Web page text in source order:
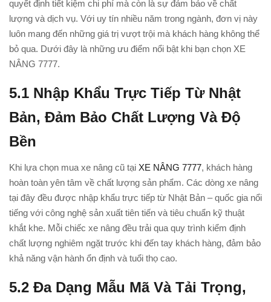
quyết định tiết kiệm chi phí mà còn là sự đảm bảo về chất
lượng và dịch vụ. Với uy tín nhiều năm trong ngành, đơn vị này
luôn mang đến những giá trị vượt trội mà khách hàng không thể
bỏ qua. Dưới đây là những ưu điểm nổi bật khi bạn chọn XE
NÂNG 7777.
5.1 Nhập Khẩu Trực Tiếp Từ Nhật
Bản, Đảm Bảo Chất Lượng Và Độ
Bền
Khi lựa chọn mua xe nâng cũ tại XE NÂNG 7777, khách hàng
hoàn toàn yên tâm về chất lượng sản phẩm. Các dòng xe nâng
tại đây đều được nhập khẩu trực tiếp từ Nhật Bản – quốc gia nổi
tiếng với công nghệ sản xuất tiên tiến và tiêu chuẩn kỹ thuật
khắt khe. Mỗi chiếc xe nâng đều trải qua quy trình kiểm định
chất lượng nghiêm ngặt trước khi đến tay khách hàng, đảm bảo
khả năng vận hành ổn định và tuổi thọ cao.
5.2 Đa Dạng Mẫu Mã Và Tải Trọng,